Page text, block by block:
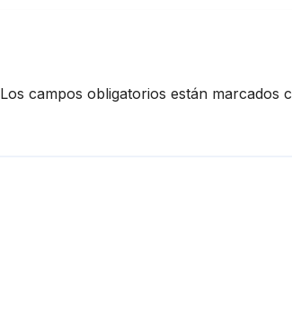
Los campos obligatorios están marcados